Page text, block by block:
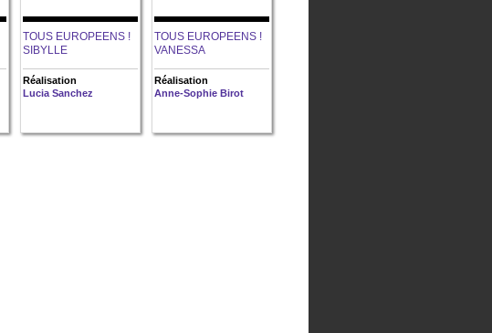
TOUS EUROPEENS !
SIBYLLE
Réalisation
Lucia Sanchez
TOUS EUROPEENS !
VANESSA
Réalisation
Anne-Sophie Birot